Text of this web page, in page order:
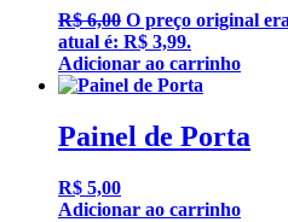
R$6,00 O preço original
atual é: R$ 3,99.
Adicionar ao carrinho
Painel de Porta
R$ 5,00
Adicionar ao carrinho